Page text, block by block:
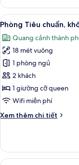
Smoking
Edmont
Standard
Room
the
12th
Floor,
Non
Smoking
Xem
tất
cả
ảnh
Phòng
Tiêu
chuẩn,
không
thuốc
19
Phòng Tiêu chuẩn,
Quang cảnh thành
18 mét vuông
1 phòng ngủ
2 khách
1 giường cỡ queen
Wifi miễn phí
Xem thêm chi tiết
Chi
Phòng
Tiêu